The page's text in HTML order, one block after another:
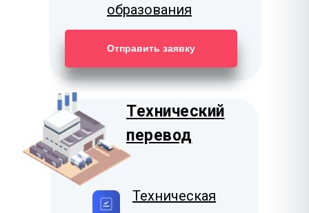
образования
Отправить заявку
Технический
перевод
Техническая